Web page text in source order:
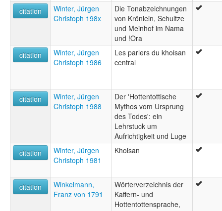
citation
Winter, Jürgen
Christoph 198x
Die Tonabzeichnungen
von Krönlein, Schultze
und Meinhof im Nama
und !Ora
citation
Winter, Jürgen
Christoph 1986
Les parlers du khoisan
central
citation
Winter, Jürgen
Christoph 1988
Der 'Hottentottische
Mythos vom Ursprung
des Todes': ein
Lehrstuck um
Aufrichtigkeit und Luge
citation
Winter, Jürgen
Christoph 1981
Khoisan
citation
Winkelmann,
Franz von 1791
Wörterverzeichnis der
Kaffern- und
Hottentottensprache,